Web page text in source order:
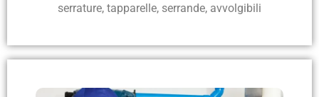
serrature, tapparelle, serrande, avvolgibili